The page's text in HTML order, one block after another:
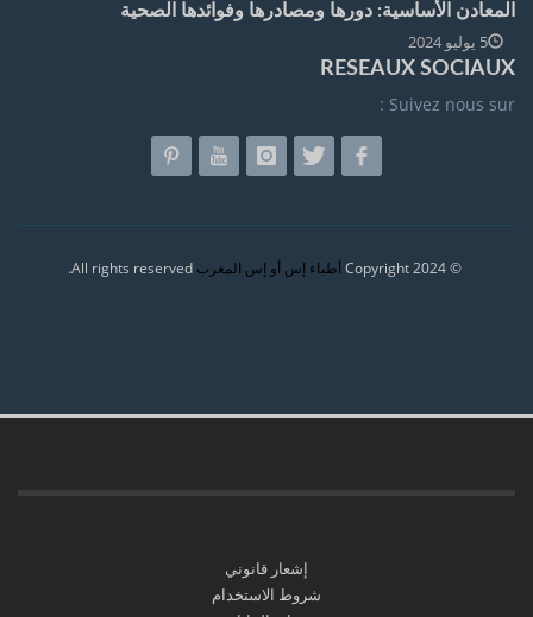
المعادن الأساسية: دورها ومصادرها وفوائدها الصحية
5 يوليو 2024
RESEAUX SOCIAUX
Suivez nous sur :
© Copyright 2024 أطباء إس أو إس المغرب
إشعار قانوني
شروط الاستخدام